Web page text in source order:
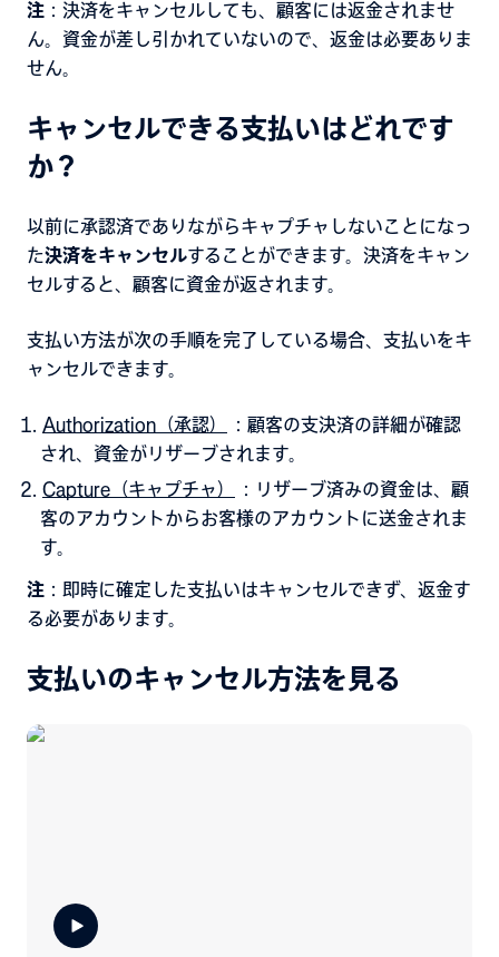
注 ： 決済をキャンセルしても、顧客には返金されませ
ん。資金が差し引かれていないので、返金は必要ありま
せん。
キャンセルできる支払いはどれです
か？
以前に承認済でありながらキャプチャしないことになっ
た決済をキャンセルすることができます。 決済をキャン
セルすると、顧客に資金が返されます。
支払い方法が次の手順を完了している場合、支払いをキ
ャンセルできます。
Authorization（承認）
：顧客の支決済の詳細が確認
され、資金がリザーブされます。
Capture（キャプチャ）
：リザーブ済みの資金は、顧
客のアカウントからお客様のアカウントに送金されま
す。
注 ：即時に確定した支払いはキャンセルできず、返金す
る必要があります。
支払いのキャンセル方法を見る